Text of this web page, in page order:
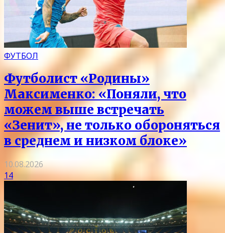
ФУТБОЛ
Футболист «Родины»
Максименко: «Поняли, что
можем выше встречать
«Зенит», не только обороняться
в среднем и низком блоке»
10.08.2026
14